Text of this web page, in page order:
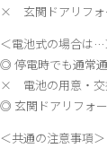
× 玄関ドアリフォ
＜電池式の場合は…
◎ 停電時でも通常
× 電池の用意・交
◎ 玄関ドアリフォ
＜共通の注意事項＞